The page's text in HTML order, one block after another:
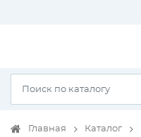
Главная Каталог